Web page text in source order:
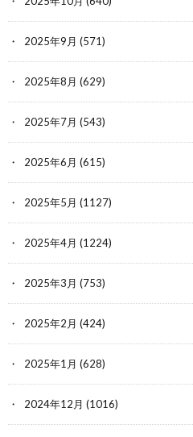
2025年9月 (571)
2025年8月 (629)
2025年7月 (543)
2025年6月 (615)
2025年5月 (1127)
2025年4月 (1224)
2025年3月 (753)
2025年2月 (424)
2025年1月 (628)
2024年12月 (1016)